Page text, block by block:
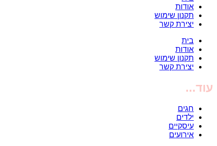
אודות
תקנון שימוש
יצירת קשר
בית
אודות
תקנון שימוש
יצירת קשר
עוד...
חגים
ילדים
עיסקיים
אירועים